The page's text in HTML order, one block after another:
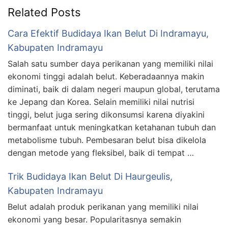
Related Posts
Cara Efektif Budidaya Ikan Belut Di Indramayu,
Kabupaten Indramayu
Salah satu sumber daya perikanan yang memiliki nilai
ekonomi tinggi adalah belut. Keberadaannya makin
diminati, baik di dalam negeri maupun global, terutama
ke Jepang dan Korea. Selain memiliki nilai nutrisi
tinggi, belut juga sering dikonsumsi karena diyakini
bermanfaat untuk meningkatkan ketahanan tubuh dan
metabolisme tubuh. Pembesaran belut bisa dikelola
dengan metode yang fleksibel, baik di tempat …
Trik Budidaya Ikan Belut Di Haurgeulis,
Kabupaten Indramayu
Belut adalah produk perikanan yang memiliki nilai
ekonomi yang besar. Popularitasnya semakin